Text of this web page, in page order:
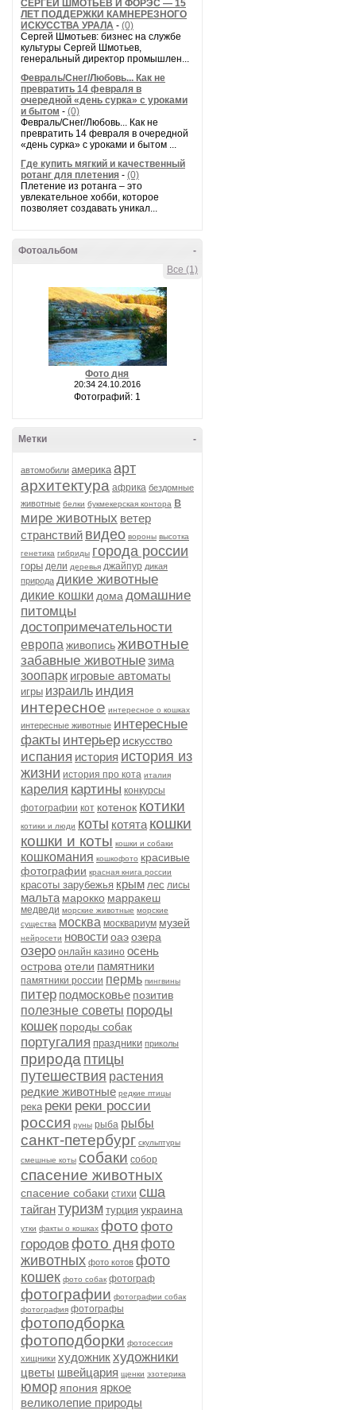
СЕРГЕЙ ШМОТЬЕВ И ФОРЭС — 15
ЛЕТ ПОДДЕРЖКИ КАМНЕРЕЗНОГО
ИСКУССТВА УРАЛА - (0)
Сергей Шмотьев: бизнес на службе
культуры Сергей Шмотьев,
генеральный директор промышлен...
Февраль/Снег/Любовь... Как не
превратить 14 февраля в
очередной «день сурка» с уроками
и бытом - (0)
Февраль/Снег/Любовь... Как не
превратить 14 февраля в очередной
«день сурка» с уроками и бытом ...
Где купить мягкий и качественный
ротанг для плетения - (0)
Плетение из ротанга – это
увлекательное хобби, которое
позволяет создавать уникал...
-
Фотоальбом
Все (1)
Фото дня
20:34 24.10.2016
Фотографий: 1
-
Метки
автомобили америка арт
архитектура африка бездомные
животные белки букмекерская контора в
мире животных ветер
странствий видео вороны высотка
генетика гибриды города россии
горы дели деревья джайпур дикая
природа дикие животные
дикие кошки дома домашние
питомцы
достопримечательности
европа живописьживотные
забавные животныезима
зоопарк игровые автоматы
игры израиль индия
интересное интересное о кошках
интересные животные интересные
факты интерьер искусство
испания история история из
жизни история про кота италия
карелия картины конкурсы
фотографии кот котенок котики
котики и люди коты котята кошки
кошки и коты кошки и собаки
кошкомания кошкофото красивые
фотографии красная книга россии
красоты зарубежья крым лес лисы
мальта марокко марракеш
медведи морские животные морские
существа москва москвариум музей
нейросети новостиоаэозера
озеро онлайн казино осень
острова отели памятники
памятники россии пермь пингвины
питер подмосковье позитив
полезные советы породы
кошек породы собак
португалия праздники приколы
природа птицы
путешествия растения
редкие животные редкие птицы
река реки реки россии
россия руны рыба рыбы
санкт-петербург скульптуры
смешные коты собаки собор
спасение животных
спасение собаки стихи сша
тайгантуризм турция украина
утки факты о кошках фото фото
городовфото дня фото
животных фото котов фото
кошек фото собак фотограф
фотографии фотографии собак
фотография фотографы
фотоподборка
фотоподборки фотосессия
хищники художникхудожники
цветы швейцария щенки эзотерика
юмор япония яркое
великолепие природы